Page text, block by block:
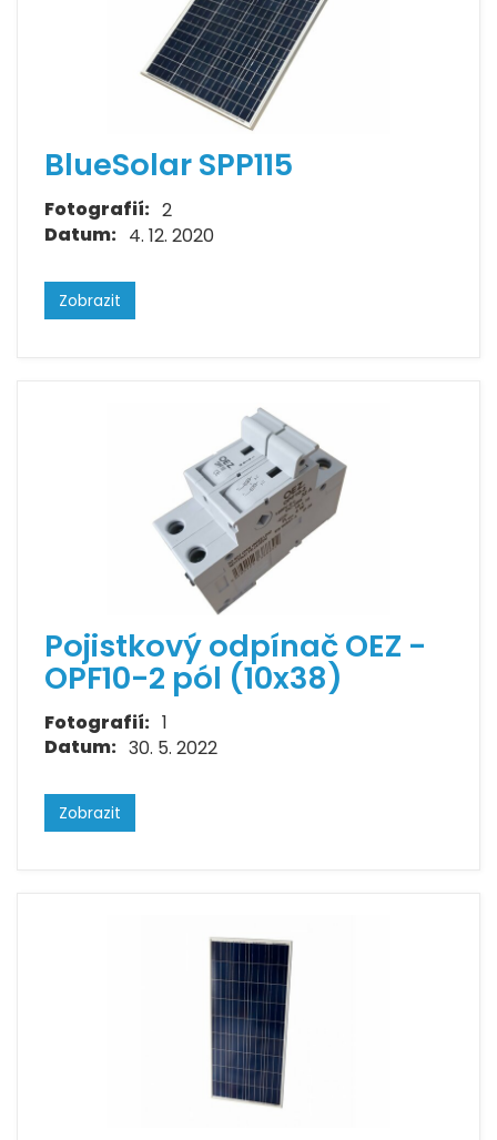
BlueSolar SPP115
Fotografií: 2
Datum: 4. 12. 2020
Zobrazit
Pojistkový odpínač OEZ -
OPF10-2 pól (10x38)
Fotografií: 1
Datum: 30. 5. 2022
Zobrazit